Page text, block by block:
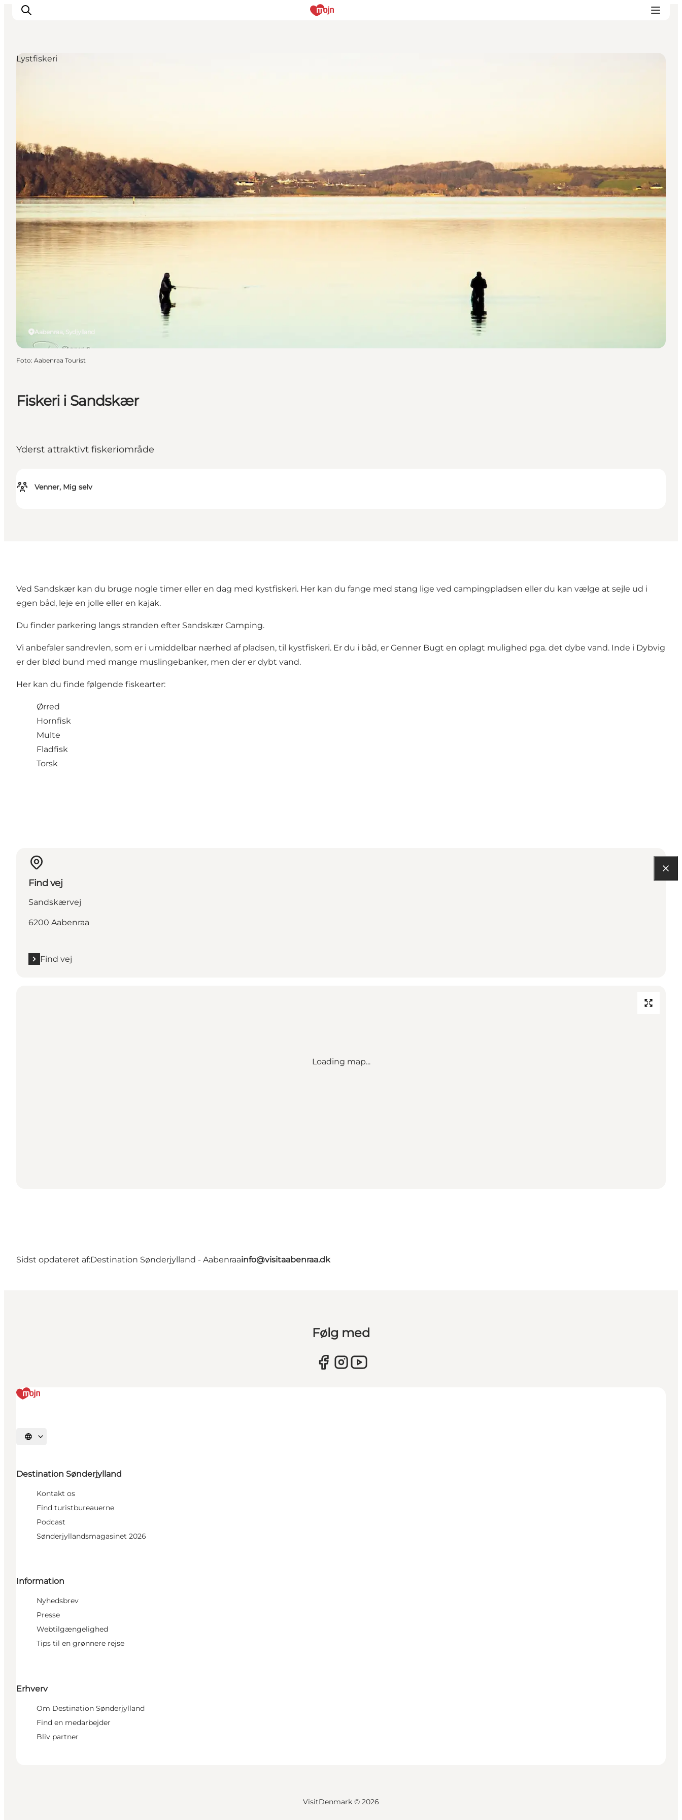
Planlæg din ferie
Booking
Fiskeri i Sandskær
Yderst attraktivt fiskeriområde
Venner, Mig selv
Aabenraa, Sydjylland
Lystfiskeri
Foto: Aabenraa Tourist
Ved Sandskær kan du bruge nogle timer eller en dag med kystfiskeri. Her kan du fange med stang lige ved campingpladsen eller du kan vælge at sejle ud i
egen båd, leje en jolle eller en kajak.
Du finder parkering langs stranden efter Sandskær Camping.
Vi anbefaler sandrevlen, som er i umiddelbar nærhed af pladsen, til kystfiskeri. Er du i båd, er Genner Bugt en oplagt mulighed pga. det dybe vand. Inde i Dybvig
er der blød bund med mange muslingebanker, men der er dybt vand.
Her kan du finde følgende fiskearter:
Ørred
Hornfisk
Multe
Fladfisk
Torsk
Find vej
Sandskærvej
6200 Aabenraa
Find vej
Loading map...
Sidst opdateret af:Destination Sønderjylland - Aabenraainfo@visitaabenraa.dk
Følg med
Vælg sprog
Destination Sønderjylland
Kontakt os
Find turistbureauerne
Podcast
Sønderjyllandsmagasinet 2026
Information
Nyhedsbrev
Presse
Webtilgængelighed
Tips til en grønnere rejse
Erhverv
Om Destination Sønderjylland
Find en medarbejder
Bliv partner
VisitDenmark © 2026